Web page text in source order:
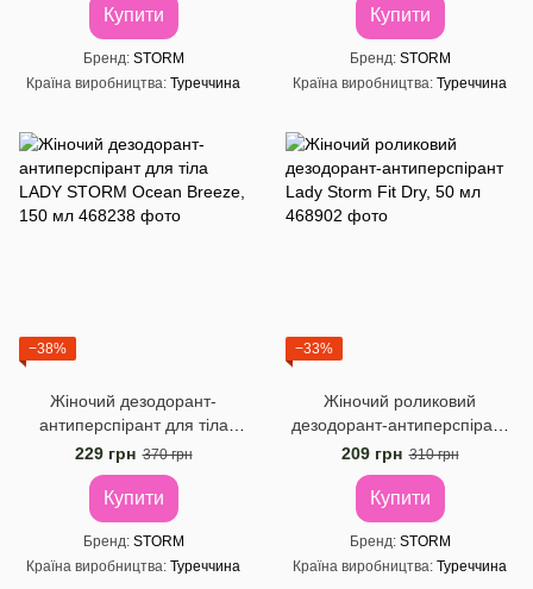
Купити
Бренд STORM
Країна виробництва Туреччина
Купити
Бренд STORM
Країна виробництва Туреччина
−38%
Жіночий дезодорант-
антиперспірант для тіла
LADY STORM Ocean Breeze,
150 мл
229 грн 370 грн
Купити
Бренд STORM
Країна виробництва Туреччина
−33%
Жіночий роликовий
дезодорант-антиперспірант
Lady Storm Fit Dry, 50 мл
209 грн 310 грн
Купити
Бренд STORM
Країна виробництва Туреччина